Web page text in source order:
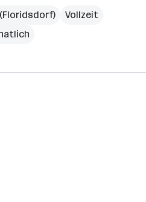
(Floridsdorf)
Vollzeit